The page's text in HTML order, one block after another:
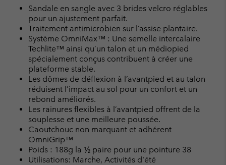
Sandale en sangle avec 3 brides velcro réglables
pour un ajustement parfait.
Traitement antimicrobien sur l’assise plantaire.
Système OmniMax™ : Une semelle intercalaire
Techlite™ ainsi qu’un talon et un médiopied
spécialement conçus contribuent à créer une
plateforme stable.
Les dômes de déflexion à l’avantpied et au talon
réduisent l’impact au sol pour un confort et un
rebond améliorés.
Les rainures flexibles à l’avantpied offrent de la
souplesse et une meilleure poussée.
Caoutchouc non marquant et adhérent
OmniGrip™
Poids : 188g la ½ paire pour une pointure 38
Utilisations: Marche, Activités d'été